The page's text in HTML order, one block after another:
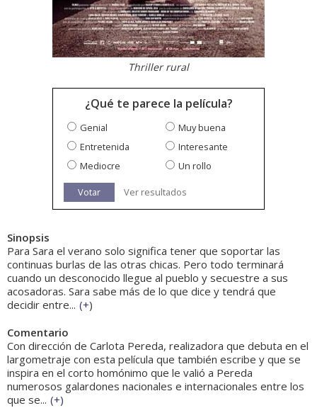
Thriller rural
¿Qué te parece la película?
Genial
Muy buena
Entretenida
Interesante
Mediocre
Un rollo
Votar Ver resultados
Sinopsis
Para Sara el verano solo significa tener que soportar las
continuas burlas de las otras chicas. Pero todo terminará
cuando un desconocido llegue al pueblo y secuestre a sus
acosadoras. Sara sabe más de lo que dice y tendrá que
decidir entre... (+)
Comentario
Con dirección de Carlota Pereda, realizadora que debuta en el
largometraje con esta película que también escribe y que se
inspira en el corto homónimo que le valió a Pereda
numerosos galardones nacionales e internacionales entre los
que se... (+)